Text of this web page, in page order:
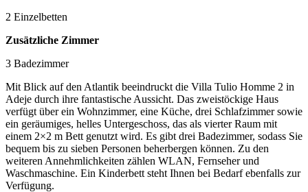
2 Einzelbetten
Zusätzliche Zimmer
3 Badezimmer
Mit Blick auf den Atlantik beeindruckt die Villa Tulio Homme 2 in
Adeje durch ihre fantastische Aussicht. Das zweistöckige Haus
verfügt über ein Wohnzimmer, eine Küche, drei Schlafzimmer sowie
ein geräumiges, helles Untergeschoss, das als vierter Raum mit
einem 2×2 m Bett genutzt wird. Es gibt drei Badezimmer, sodass Sie
bequem bis zu sieben Personen beherbergen können. Zu den
weiteren Annehmlichkeiten zählen WLAN, Fernseher und
Waschmaschine. Ein Kinderbett steht Ihnen bei Bedarf ebenfalls zur
Verfügung.